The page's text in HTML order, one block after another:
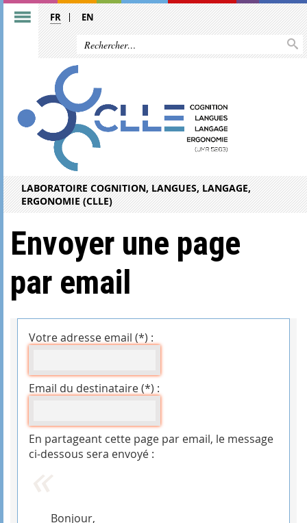
FR EN
LABORATOIRE COGNITION, LANGUES, LANGAGE,
ERGONOMIE (CLLE)
Envoyer une page
par email
Votre adresse email (*) :
Email du destinataire (*) :
En partageant cette page par email, le message
ci-dessous sera envoyé :
Bonjour,